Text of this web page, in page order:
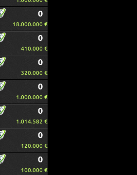
0
18.000.000 €
0
410.000 €
0
320.000 €
0
1.000.000 €
0
1.014.582 €
0
120.000 €
0
100.000 €